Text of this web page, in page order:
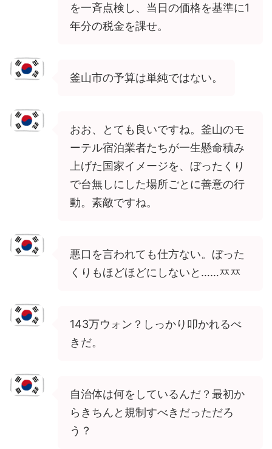
を一斉点検し、当日の価格を基準に1
年分の税金を課せ。
釜山市の予算は単純ではない。
おお、とても良いですね。釜山のモ
ーテル宿泊業者たちが一生懸命積み
上げた国家イメージを、ぼったくり
で台無しにした場所ごとに善意の行
動。素敵ですね。
悪口を言われても仕方ない。ぼった
くりもほどほどにしないと……ㅉㅉ
143万ウォン？しっかり叩かれるべ
きだ。
自治体は何をしているんだ？最初か
らきちんと規制すべきだっただろ
う？